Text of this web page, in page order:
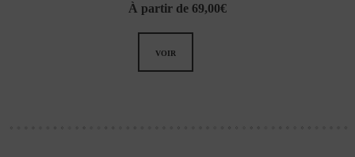
À partir de 69,00€
VOIR